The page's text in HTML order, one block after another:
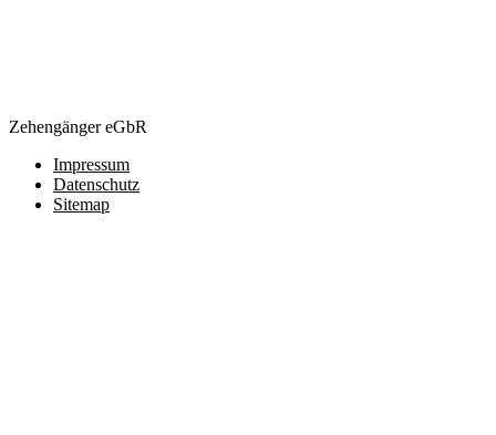
Zehengänger eGbR
Impressum
Datenschutz
Sitemap